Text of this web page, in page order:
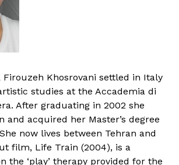
Firouzeh Khosrovani settled in Italy
studies at the Accademia di
After graduating in 2002 she
and acquired her Master’s degree
now lives between Tehran and
film, Life Train (2004), is a
the ‘play’ therapy provided for the